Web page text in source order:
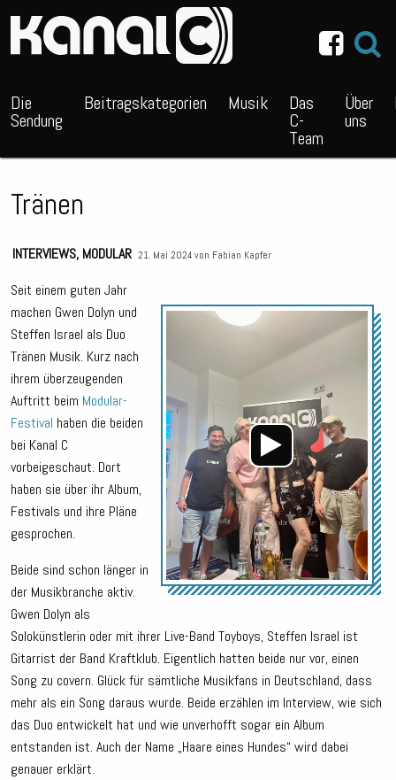
Die
Sendung
Beitragskategorien Musik Das
C-
Team
Über
uns
Tränen
INTERVIEWS, MODULAR 21. Mai 2024 von Fabian Kapfer
Seit einem guten Jahr
machen Gwen Dolyn und
Steffen Israel als Duo
Tränen Musik. Kurz nach
ihrem überzeugenden
Auftritt beim Modular-
Festival haben die beiden
bei Kanal C
vorbeigeschaut. Dort
haben sie über ihr Album,
Festivals und ihre Pläne
gesprochen.
Beide sind schon länger in
der Musikbranche aktiv.
Gwen Dolyn als
Solokünstlerin oder mit ihrer Live-Band Toyboys, Steffen Israel ist
Gitarrist der Band Kraftklub. Eigentlich hatten beide nur vor, einen
Song zu covern. Glück für sämtliche Musikfans in Deutschland, dass
mehr als ein Song daraus wurde. Beide erzählen im Interview, wie sich
das Duo entwickelt hat und wie unverhofft sogar ein Album
entstanden ist. Auch der Name „Haare eines Hundes“ wird dabei
genauer erklärt.